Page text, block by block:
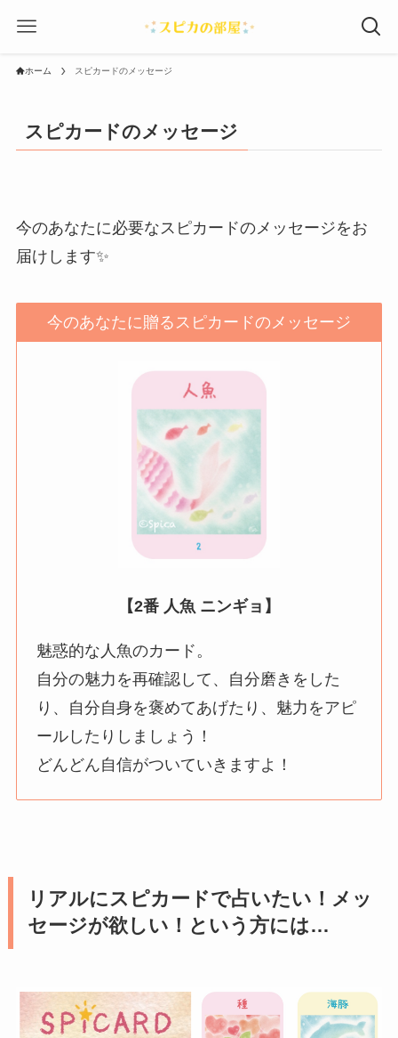
ホーム スピカードのメッセージ
スピカードのメッセージ
今のあなたに必要なスピカードのメッセージをお
届けします✨
今のあなたに贈るスピカードのメッセージ
【2番 人魚 ニンギョ】
魅惑的な人魚のカード。
自分の魅力を再確認して、自分磨きをした
り、自分自身を褒めてあげたり、魅力をアピ
ールしたりしましょう！
どんどん自信がついていきますよ！
リアルにスピカードで占いたい！メッ
セージが欲しい！という方には…